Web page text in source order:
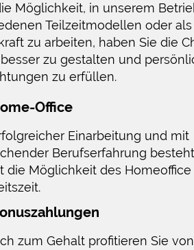
Möglichkeit, in unserem
Teilzeitmodellen oder als
zu arbeiten, haben Sie die
zu gestalten und
zu erfüllen.
Office
Einarbeitung und mit
Berufserfahrung
die Möglichkeit des Homeoffice
zum Gehalt profitieren Sie